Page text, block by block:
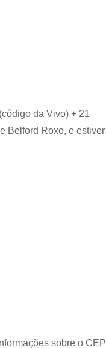
da Vivo) + 21
Belford Roxo, e estiver
sobre o CEP